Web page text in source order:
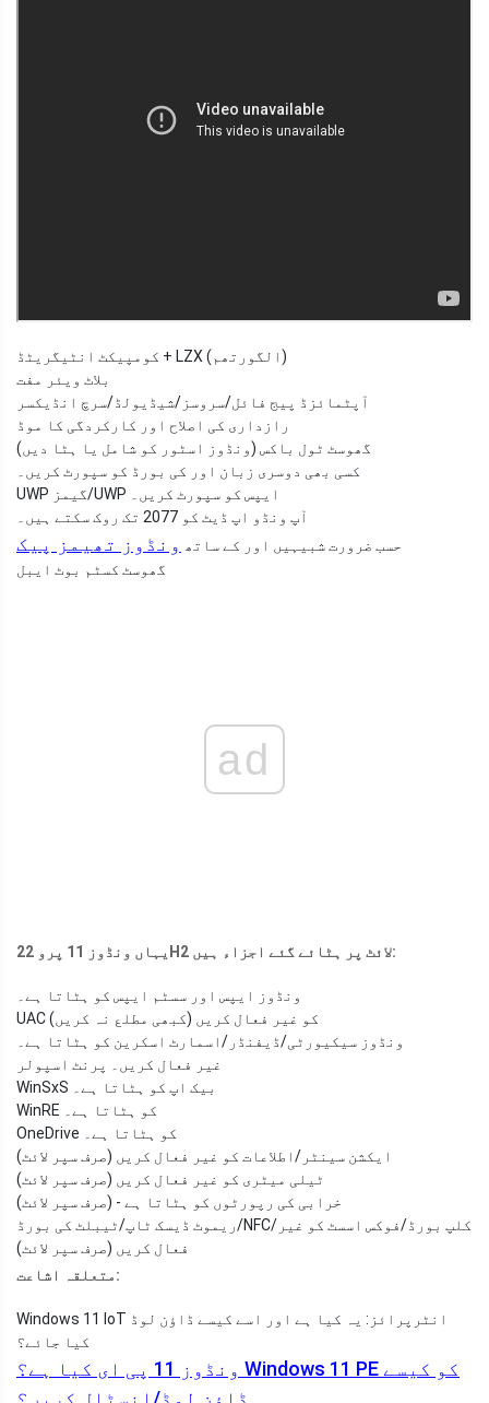
کومپیکٹ انٹیگریٹڈ + LZX (الگورتھم)
بلاٹ ویئر مفت
آپٹمائزڈ پیج فائل/سروسز/شیڈیولڈ/سرچ انڈیکسر
رازداری کی اصلاح اور کارکردگی کا موڈ
گھوسٹ ٹول باکس (ونڈوز اسٹور کو شامل یا ہٹا دیں)
کسی بھی دوسری زبان اور کی بورڈ کو سپورٹ کریں۔
UWP گیمز/UWP ایپس کو سپورٹ کریں۔
آپ ونڈو اپ ڈیٹ کو 2077 تک روک سکتے ہیں۔
حسب ضرورت شبیہیں اور کے ساتھ ونڈوز تھیمز پیک
گھوسٹ کسٹم بوٹ ایبل
ad
یہاں ونڈوز 11 پرو 22H2 لائٹ پر ہٹائے گئے اجزاء ہیں:
ونڈوز ایپس اور سسٹم ایپس کو ہٹاتا ہے۔
UAC کو غیر فعال کریں (کبھی مطلع نہ کریں)
ونڈوز سیکیورٹی/ڈیفنڈر/اسمارٹ اسکرین کو ہٹاتا ہے۔
غیر فعال کریں۔ پرنٹ اسپولر
WinSxS بیک اپ کو ہٹاتا ہے۔
WinRE کو ہٹاتا ہے۔
OneDrive کو ہٹاتا ہے۔
ایکشن سینٹر/اطلاعات کو غیر فعال کریں (صرف سپر لائٹ)
ٹیلی میٹری کو غیر فعال کریں (صرف سپر لائٹ)
خرابی کی رپورٹوں کو ہٹاتا ہے - (صرف سپر لائٹ)
ریموٹ ڈیسک ٹاپ/ٹیبلٹ کی بورڈ/NFC/کلپ بورڈ/فوکس اسسٹ کو غیر
فعال کریں (صرف سپر لائٹ)
متعلقہ اشاعت:
Windows 11 IoT انٹرپرائز: یہ کیا ہے اور اسے کیسے ڈاؤن لوڈ
کیا جائے؟
ونڈوز 11 پی ای کیا ہے؟ Windows 11 PE کو کیسے
ڈاؤن لوڈ/انسٹال کریں؟